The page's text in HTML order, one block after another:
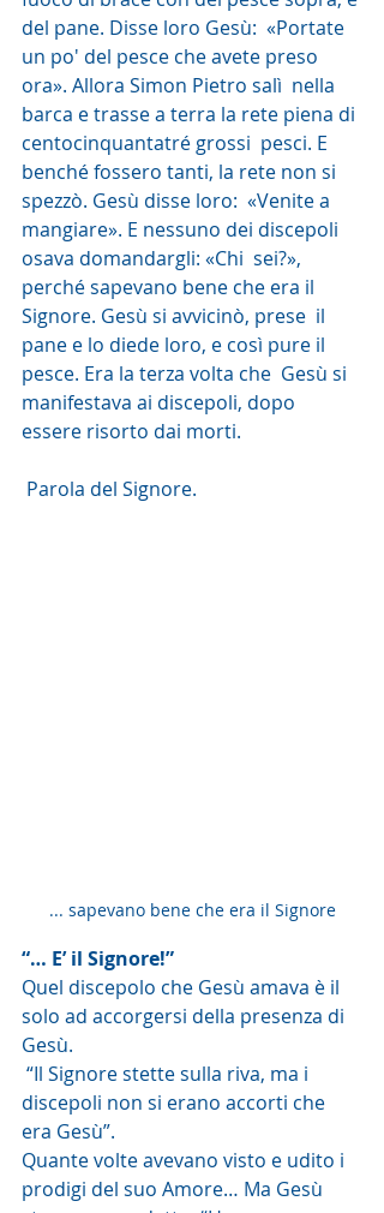
del pane. Disse loro Gesù:  «Portate
un po' del pesce che avete preso
ora». Allora Simon Pietro salì  nella
barca e trasse a terra la rete piena di
centocinquantatré grossi  pesci. E
benché fossero tanti, la rete non si
spezzò. Gesù disse loro:  «Venite a
mangiare». E nessuno dei discepoli
osava domandargli: «Chi  sei?»,
perché sapevano bene che era il
Signore. Gesù si avvicinò, prese  il
pane e lo diede loro, e così pure il
pesce. Era la terza volta che  Gesù si
manifestava ai discepoli, dopo
essere risorto dai morti.
Parola del Signore.
... sapevano bene che era il Signore
“… E’ il Signore!”
Quel discepolo che Gesù amava è il
solo ad accorgersi della presenza di
Gesù.
discepoli non si erano accorti che
era Gesù”.
Quante volte avevano visto e udito i
prodigi del suo Amore… Ma Gesù